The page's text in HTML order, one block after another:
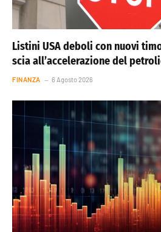
Listini USA deboli con nuovi
scia all’accelerazione del
FINANZA 6 Agosto 2026